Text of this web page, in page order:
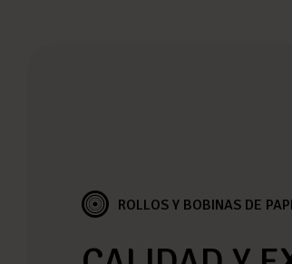
ROLLOS Y BOBINAS DE